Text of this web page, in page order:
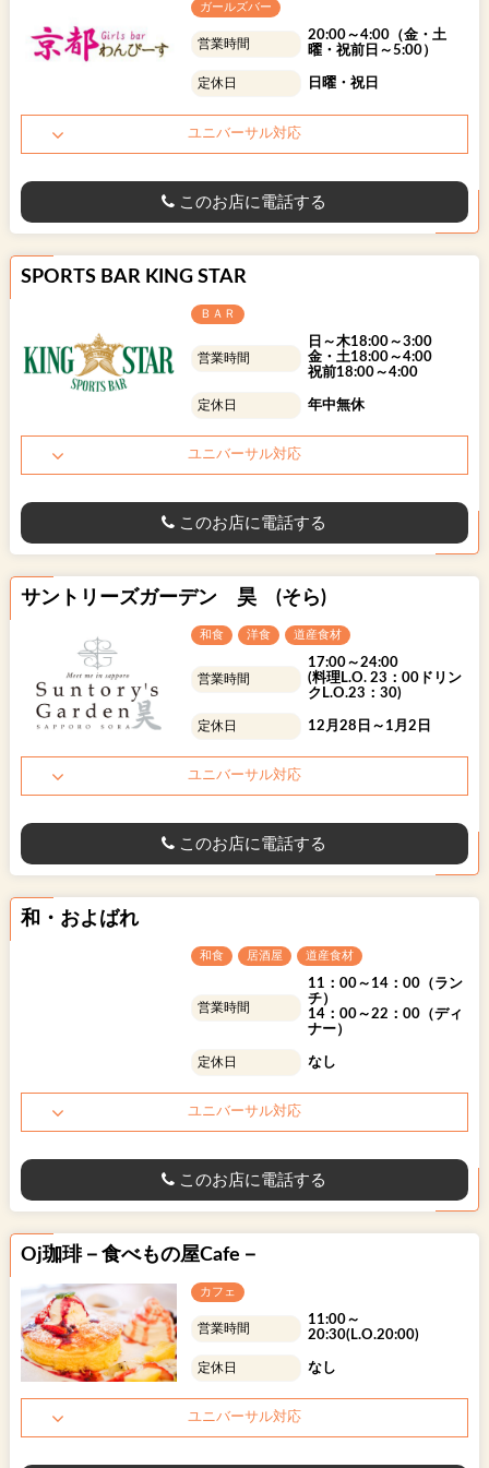
ガールズバー
営業時間
20:00～4:00（金・土
曜・祝前日～5:00）
定休日 日曜・祝日
ユニバーサル対応
このお店に電話する
SPORTS BAR KING STAR
ＢＡＲ
営業時間
日～木18:00～3:00
金・土18:00～4:00
祝前18:00～4:00
定休日 年中無休
ユニバーサル対応
このお店に電話する
サントリーズガーデン 昊 (そら)
和食 洋食 道産食材
営業時間
17:00～24:00
(料理L.O. 23：00ドリン
クL.O.23：30)
定休日 12月28日～1月2日
ユニバーサル対応
このお店に電話する
和・およばれ
和食 居酒屋 道産食材
営業時間
11：00～14：00（ラン
チ）
14：00～22：00（ディ
ナー）
定休日 なし
ユニバーサル対応
このお店に電話する
Oj珈琲－食べもの屋Cafe－
カフェ
営業時間
11:00～
20:30(L.O.20:00)
定休日 なし
ユニバーサル対応